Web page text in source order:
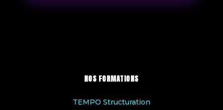
NOS FORMATIONS
TEMPO Structuration